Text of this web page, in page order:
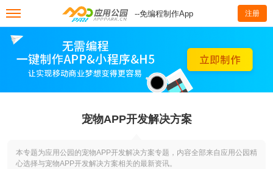
--免编程制作App 注册
宠物APP开发解决方案
本专题为应用公园的宠物APP开发解决方案专题，内容全部来自应用公园精
心选择与宠物APP开发解决方案相关的最新资讯。